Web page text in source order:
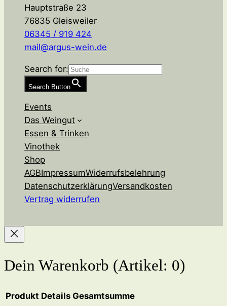
Hauptstraße 23
76835 Gleisweiler
06345 / 919 424
mail@argus-wein.de
Search for:
Search Button
Events
Das Weingut
Essen & Trinken
Vinothek
Shop
AGBImpressumWiderrufsbelehrung
DatenschutzerklärungVersandkosten
Vertrag widerrufen
Dein Warenkorb (Artikel: 0)
Produkt Details Gesamtsumme